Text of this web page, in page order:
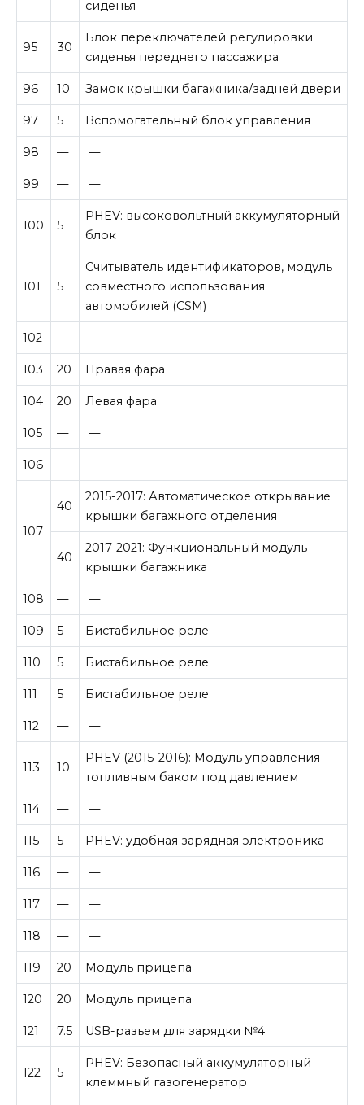
сиденья
95 30
Блок переключателей регулировки
сиденья переднего пассажира
96 10 Замок крышки багажника/задней двери
97 5 Вспомогательный блок управления
98 — —
99 — —
100 5
PHEV: высоковольтный аккумуляторный
блок
101 5
Считыватель идентификаторов, модуль
совместного использования
автомобилей (CSM)
102 — —
103 20 Правая фара
104 20 Левая фара
105 — —
106 — —
107
40
2015-2017: Автоматическое открывание
крышки багажного отделения
40
2017-2021: Функциональный модуль
крышки багажника
108 — —
109 5 Бистабильное реле
110 5 Бистабильное реле
111 5 Бистабильное реле
112 — —
113 10
PHEV (2015-2016): Модуль управления
топливным баком под давлением
114 — —
115 5 PHEV: удобная зарядная электроника
116 — —
117 — —
118 — —
119 20 Модуль прицепа
120 20 Модуль прицепа
121 7.5 USB-разъем для зарядки №4
122 5
PHEV: Безопасный аккумуляторный
клеммный газогенератор